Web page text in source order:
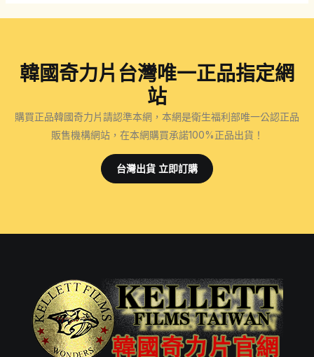
韓國奇力片台灣唯一正品指定網
站
購買正品韓國奇力片請認準本網，本網是衛生福利部唯一公認正品
販售機構網站，在本網購買承諾100%正品出貨！
台灣出貨 立即訂購